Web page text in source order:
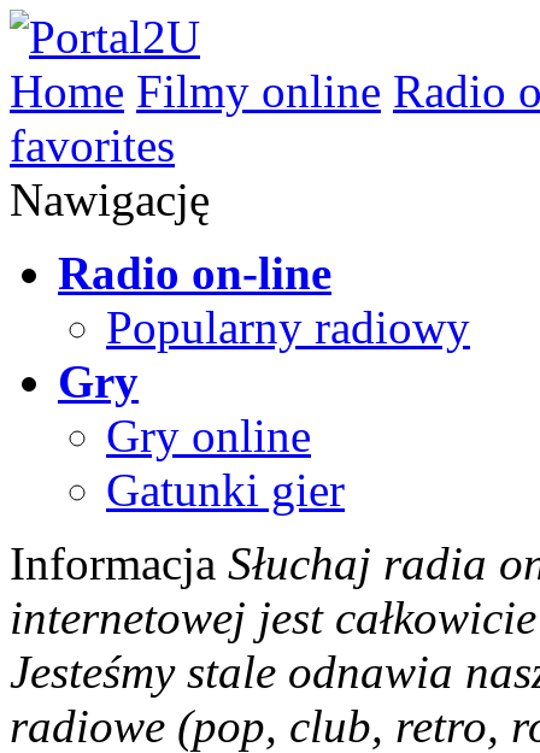
Home Filmy online Radio
favorites
Nawigację
Radio on-line
Popularny radiowy
Gry
Gry online
Gatunki gier
Informacja Słuchaj radia
internetowej jest
Jesteśmy stale odnawia
radiowe (pop, club, retro,